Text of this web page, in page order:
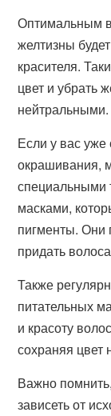
Оптимальным
желтизны
красителя.
цвет и убрать
нейтральными.
Если у вас уже
окрашивания,
масками,
пигменты. Они
придать
Также
питательных
и красоту
сохраняя цвет
Важно
зависеть от